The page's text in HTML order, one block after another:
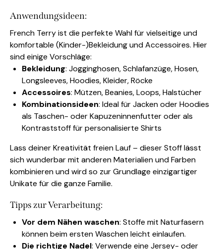
Anwendungsideen:
French Terry ist die perfekte Wahl für vielseitige und
komfortable (Kinder-)Bekleidung und Accessoires. Hier
sind einige Vorschläge:
Bekleidung: Jogginghosen, Schlafanzüge, Hosen,
Longsleeves, Hoodies, Kleider, Röcke
Accessoires: Mützen, Beanies, Loops, Halstücher
Kombinationsideen: Ideal für Jacken oder Hoodies
als Taschen- oder Kapuzeninnenfutter oder als
Kontraststoff für personalisierte Shirts
Lass deiner Kreativität freien Lauf – dieser Stoff lässt
sich wunderbar mit anderen Materialien und Farben
kombinieren und wird so zur Grundlage einzigartiger
Unikate für die ganze Familie.
Tipps zur Verarbeitung:
Vor dem Nähen waschen: Stoffe mit Naturfasern
können beim ersten Waschen leicht einlaufen.
Die richtige Nadel: Verwende eine Jersey- oder